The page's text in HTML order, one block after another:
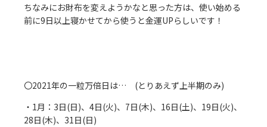
ちなみにお財布を変えようかなと思った方は、使い始める
前に9日以上寝かせてから使うと金運UPらしいです！
〇2021年の一粒万倍日は… (とりあえず上半期のみ)
・1月：3日(日)、4日(火)、7日(木)、16日(土)、19日(火)、
28日(木)、31日(日)